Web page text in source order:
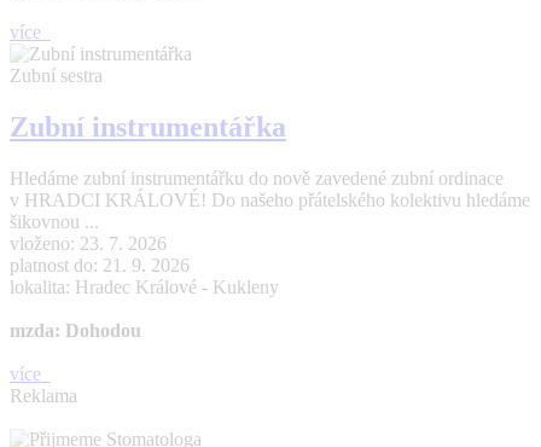
více
Zubní sestra
Zubní instrumentářka
Hledáme zubní instrumentářku do nově zavedené zubní ordinace
v HRADCI KRÁLOVÉ! Do našeho přátelského kolektivu hledáme
šikovnou ...
vloženo: 23. 7. 2026
platnost do: 21. 9. 2026
lokalita: Hradec Králové - Kukleny
mzda: Dohodou
více
Reklama